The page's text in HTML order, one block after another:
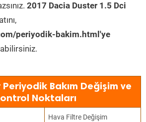
2017 Dacia Duster 1.5 Dci
periyodik-bakim.html'ye
Bakım Değişim ve
Noktaları
Hava Filtre Değişim